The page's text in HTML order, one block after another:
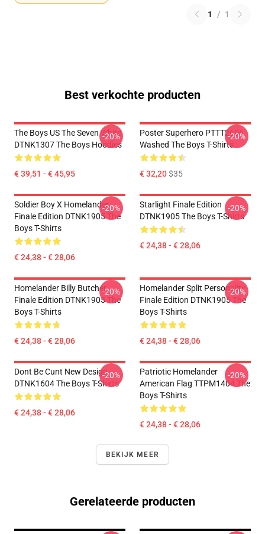
1 / 1
Best verkochte producten
The Boys US The Seven White
DTNK1307 The Boys Hoodies
€ 39,51 - € 45,95
-20%
Poster Superhero PTTT2606
Washed The Boys T-Shirts
€ 32,20$35
-20%
Soldier Boy X Homelander
Finale Edition DTNK1905 The
Boys T-Shirts
€ 24,38 - € 28,06
-20%
Starlight Finale Edition
DTNK1905 The Boys T-Shirts
€ 24,38 - € 28,06
-20%
Homelander Billy Butcher
Finale Edition DTNK1905 The
Boys T-Shirts
€ 24,38 - € 28,06
-20%
Homelander Split Personality
Finale Edition DTNK1905 The
Boys T-Shirts
€ 24,38 - € 28,06
-20%
Dont Be Cunt New Design
DTNK1604 The Boys T-Shirts
€ 24,38 - € 28,06
-20%
Patriotic Homelander
American Flag TTPM1404 The
Boys T-Shirts
€ 24,38 - € 28,06
-20%
BEKIJK MEER
Gerelateerde producten